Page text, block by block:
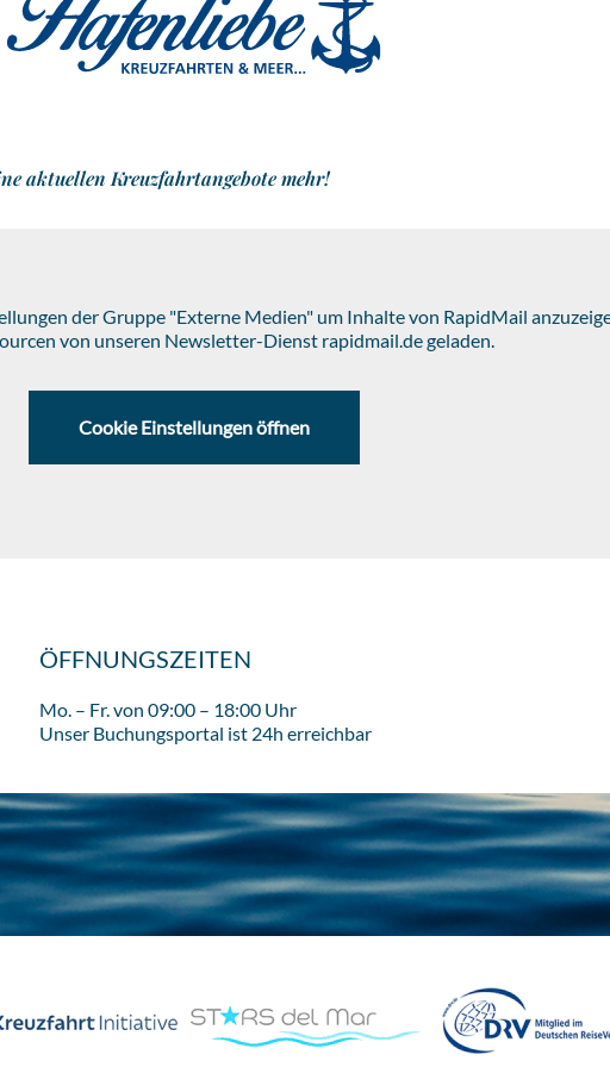
aktuellen Kreuzfahrtangebote mehr!
der Gruppe "Externe Medien" um Inhalte von RapidMail
von unseren Newsletter-Dienst rapidmail.de geladen.
Cookie Einstellungen öffnen
ÖFFNUNGSZEITEN
Mo. – Fr. von 09:00 – 18:00 Uhr
Unser Buchungsportal ist 24h erreichbar